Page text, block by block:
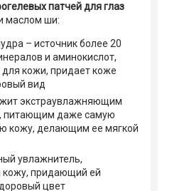
патчей для глаз
маслом ши:
– источник более 20
и аминокислот,
кожи, придает коже
вид
экстраувлажняющим
питающим даже самую
кожу, делающим ее мягкой
увлажнитель,
придающий ей
цвет